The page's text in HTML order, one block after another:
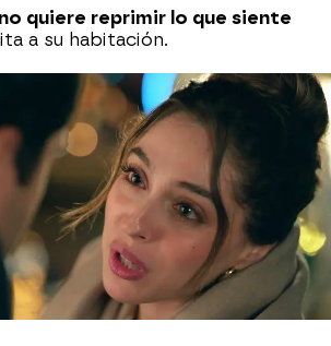
quiere reprimir lo que siente
a su habitación.
a pasear y
Ela le pide que sea
antes de hacerle más daño.
hacerlo yconfesar a su familia
la boda.
Entonces, el hijo de
último favor:cogerla de la
por un momento que alguien
» Mejores momentos